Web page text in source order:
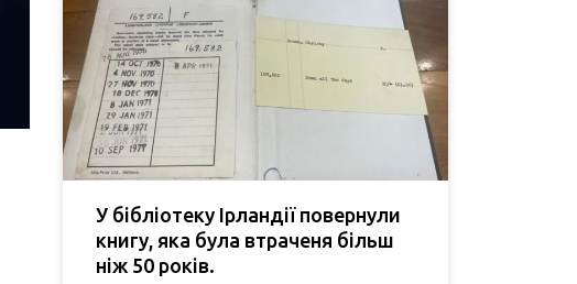
У бібліотеку Ірландії повернули
книгу, яка була втраченя більш
ніж 50 років.